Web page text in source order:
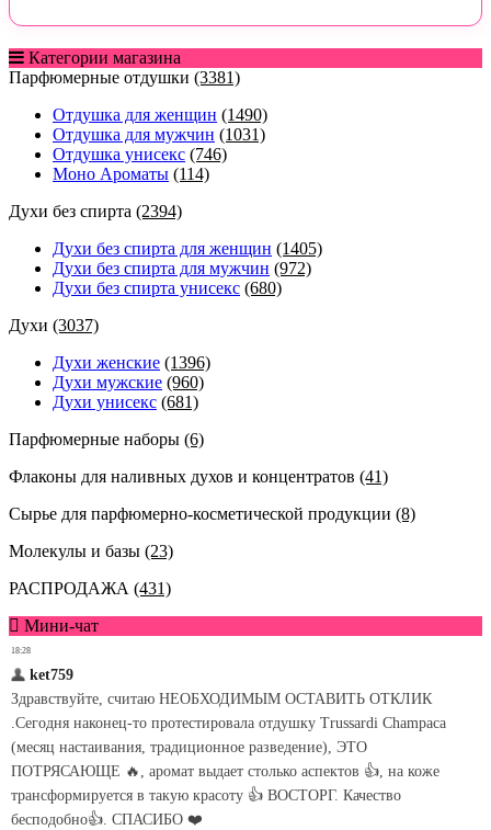
Категории магазина
Парфюмерные отдушки (3381)
Отдушка для женщин (1490)
Отдушка для мужчин (1031)
Отдушка унисекс (746)
Моно Ароматы (114)
Духи без спирта (2394)
Духи без спирта для женщин (1405)
Духи без спирта для мужчин (972)
Духи без спирта унисекс (680)
Духи (3037)
Духи женские (1396)
Духи мужские (960)
Духи унисекс (681)
Парфюмерные наборы (6)
Флаконы для наливных духов и концентратов (41)
Сырье для парфюмерно-косметической продукции (8)
Молекулы и базы (23)
РАСПРОДАЖА (431)
Мини-чат